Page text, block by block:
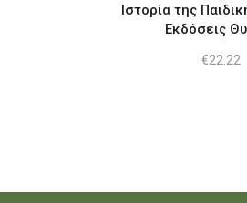
Ιστορία της
Εκδόσεις
€22.22